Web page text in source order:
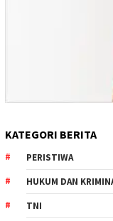
KATEGORI BERITA
PERISTIWA
HUKUM DAN
TNI